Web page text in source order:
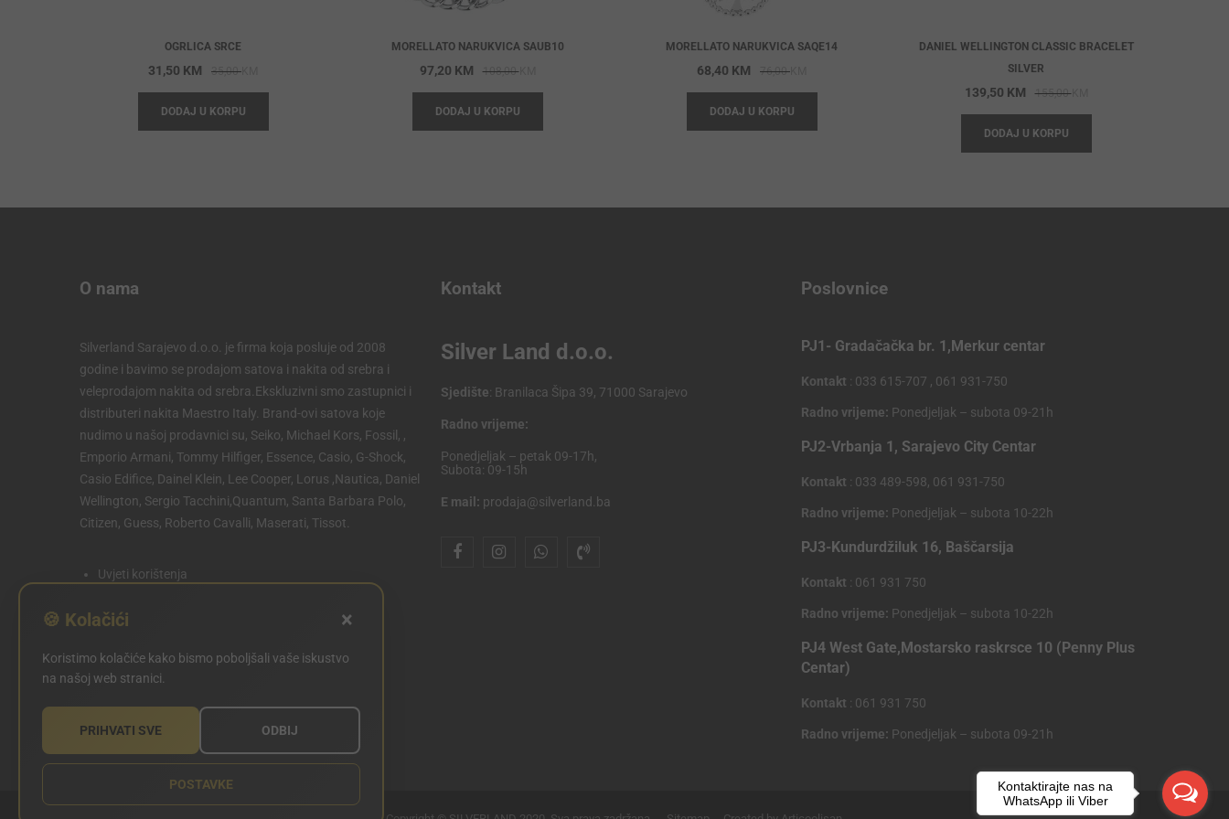
OGRLICA SRCE
35,00
price
35,00 KM.
31,50 KM
price
31,50 KM.
DODAJ U KORPU
MORELLATO NARUKVICA SAUB10
108,00KM
price
108,00 KM.
97,20 KM
price
97,20 KM.
DODAJ U KORPU
MORELLATO NARUKVICA SAQE14
76,00
price
76,00 KM.
68,40 KM
price
68,40 KM.
DODAJ U KORPU
DANIEL WELLINGTON CLASSIC BRACELET
SILVER
155,00KM
price
155,00 KM.
139,50 KM
price
139,50 KM.
DODAJ U KORPU
O nama
Silverland Sarajevo d.o.o. je firma koja posluje od 2008
godine i bavimo se prodajom satova i nakita od srebra i
veleprodajom nakita od srebra.Ekskluzivni smo zastupnici i
distributeri nakita Maestro Italy. Brand-ovi satova koje
nudimo u našoj prodavnici su, Seiko, Michael Kors, Fossil, ,
Emporio Armani, Tommy Hilfiger, Essence, Casio, G-Shock,
Casio Edifice, Dainel Klein, Lee Cooper, Lorus ,Nautica, Daniel
Wellington, Sergio Tacchini,Quantum, Santa Barbara Polo,
Citizen, Guess, Roberto Cavalli, Maserati, Tissot.
Uvjeti korištenja
Politika kolačića
POSTAVKE KOLAČIĆA
Kontakt
Silver Land d.o.o.
Sjedište: Branilaca Šipa 39, 71000 Sarajevo
Radno vrijeme:
Ponedjeljak – petak 09-17h,
Subota: 09-15h
E mail: prodaja@silverland.ba
Poslovnice
PJ1- Gradačačka br. 1,Merkur centar
Kontakt : 033 615-707 , 061 931-750
Radno vrijeme: Ponedjeljak – subota 09-21h
PJ2-Vrbanja 1, Sarajevo City Centar
Kontakt : 033 489-598, 061 931-750
Radno vrijeme: Ponedjeljak – subota 10-22h
PJ3-Kundurdžiluk 16, Baščarsija
Kontakt : 061 931 750
Radno vrijeme: Ponedjeljak – subota 10-22h
PJ4 West Gate,Mostarsko raskrsce 10 (Penny Plus
Centar)
Kontakt : 061 931 750
Radno vrijeme: Ponedjeljak – subota 09-21h
🍪 Kolačići ×
Koristimo kolačiće kako bismo poboljšali vaše iskustvo
na našoj web stranici.
PRIHVATI SVE ODBIJ
POSTAVKE
Kontaktirajte nas na
WhatsApp ili Viber